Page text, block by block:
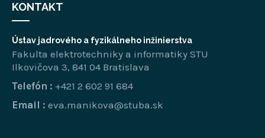
KONTAKT
Ústav jadrového a fyzikálneho inžinierstva
Fakulta elektrotechniky a informatiky STU
Ilkovičova 3, 841 04 Bratislava
Telefón : +421 2 602 91 684
Email : eva.manikova@stuba.sk